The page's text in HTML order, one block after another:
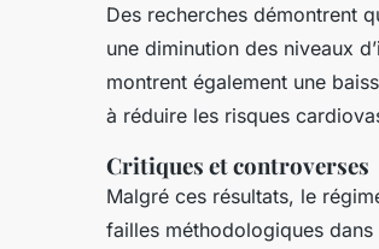
Des recherches démontrent
une diminution des niveaux
montrent également une
à réduire les risques
Critiques et controverses
Malgré ces résultats, le
failles méthodologiques